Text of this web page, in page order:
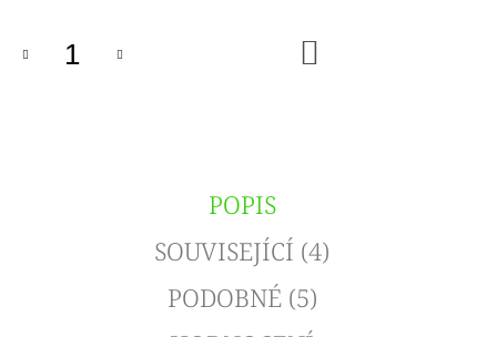
POPIS
SOUVISEJÍCÍ (4)
PODOBNÉ (5)